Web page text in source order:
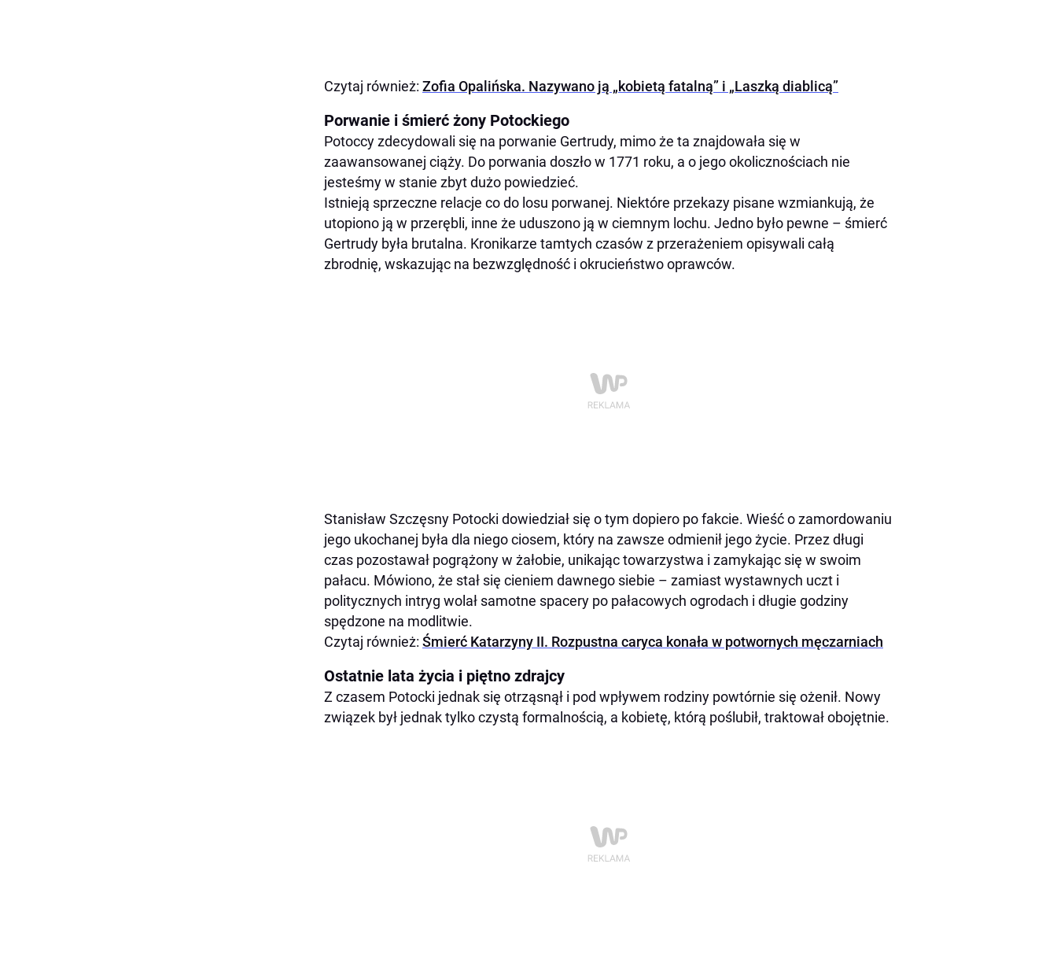
Czytaj również: Zofia Opalińska. Nazywano ją „kobietą fatalną” i „Laszką diablicą”
Porwanie i śmierć żony Potockiego
Potoccy zdecydowali się na porwanie Gertrudy, mimo że ta znajdowała się w
zaawansowanej ciąży. Do porwania doszło w 1771 roku, a o jego okolicznościach nie
jesteśmy w stanie zbyt dużo powiedzieć.
Istnieją sprzeczne relacje co do losu porwanej. Niektóre przekazy pisane wzmiankują, że
utopiono ją w przerębli, inne że uduszono ją w ciemnym lochu. Jedno było pewne – śmierć
Gertrudy była brutalna. Kronikarze tamtych czasów z przerażeniem opisywali całą
zbrodnię, wskazując na bezwzględność i okrucieństwo oprawców.
Stanisław Szczęsny Potocki dowiedział się o tym dopiero po fakcie. Wieść o zamordowaniu
jego ukochanej była dla niego ciosem, który na zawsze odmienił jego życie. Przez długi
czas pozostawał pogrążony w żałobie, unikając towarzystwa i zamykając się w swoim
pałacu. Mówiono, że stał się cieniem dawnego siebie – zamiast wystawnych uczt i
politycznych intryg wolał samotne spacery po pałacowych ogrodach i długie godziny
spędzone na modlitwie.
Czytaj również: Śmierć Katarzyny II. Rozpustna caryca konała w potwornych męczarniach
Ostatnie lata życia i piętno zdrajcy
Z czasem Potocki jednak się otrząsnął i pod wpływem rodziny powtórnie się ożenił. Nowy
związek był jednak tylko czystą formalnością, a kobietę, którą poślubił, traktował obojętnie.